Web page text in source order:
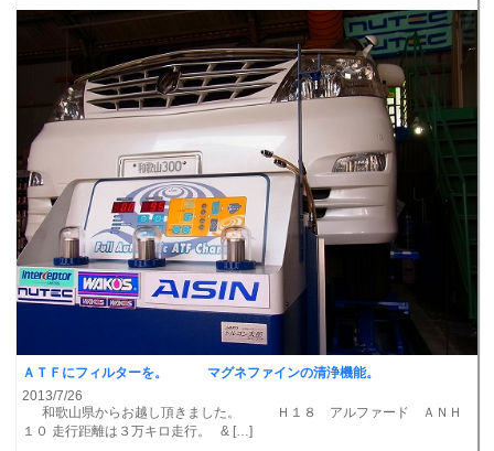
ＡＴＦにフィルターを。 マグネファインの清浄機能。
2013/7/26
和歌山県からお越し頂きました。 Ｈ１８ アルファード ＡＮＨ
１０ 走行距離は３万キロ走行。 & […]